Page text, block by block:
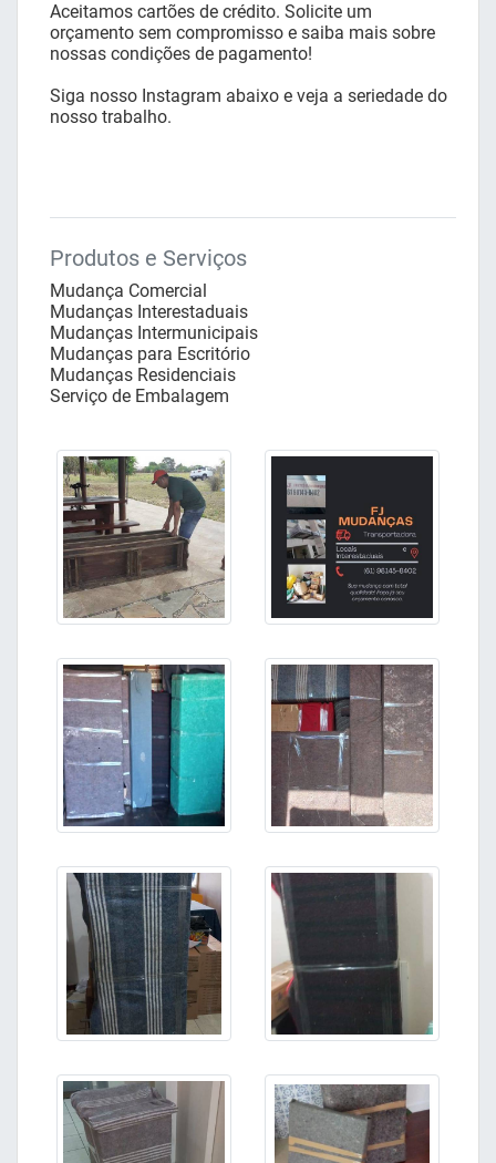
Aceitamos cartões de crédito. Solicite um
orçamento sem compromisso e saiba mais sobre
nossas condições de pagamento!
Siga nosso Instagram abaixo e veja a seriedade do
nosso trabalho.
Produtos e Serviços
Mudança Comercial
Mudanças Interestaduais
Mudanças Intermunicipais
Mudanças para Escritório
Mudanças Residenciais
Serviço de Embalagem